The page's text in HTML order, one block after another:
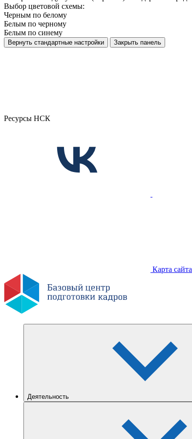
Выбор цветовой схемы:
Черным по белому
Белым по черному
Белым по синему
Вернуть стандартные настройки Закрыть панель
Ресурсы НСК
Карта сайта
Деятельность